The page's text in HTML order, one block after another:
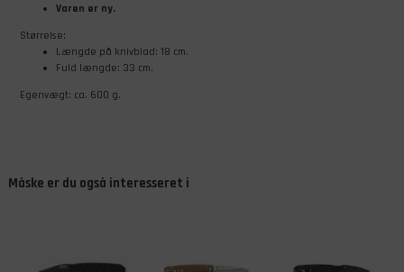
Varen er ny.
Størrelse:
Længde på knivblad: 18 cm.
Fuld længde: 33 cm.
Egenvægt: ca. 600 g.
Måske er du også interesseret i